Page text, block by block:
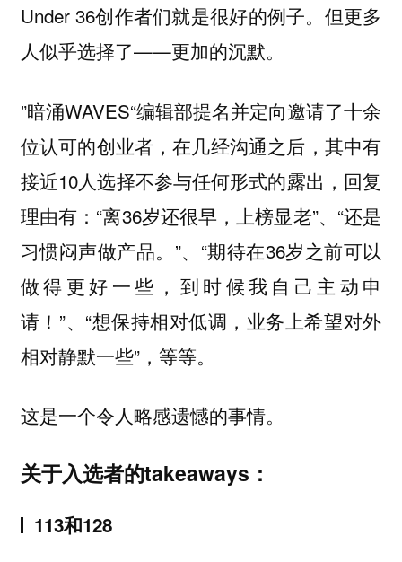
Under 36创作者们就是很好的例子。但更多
人似乎选择了——更加的沉默。
”暗涌WAVES“编辑部提名并定向邀请了十余
位认可的创业者，在几经沟通之后，其中有
接近10人选择不参与任何形式的露出，回复
理由有：“离36岁还很早，上榜显老”、“还是
习惯闷声做产品。”、“期待在36岁之前可以
做得更好一些，到时候我自己主动申
请！”、“想保持相对低调，业务上希望对外
相对静默一些”，等等。
这是一个令人略感遗憾的事情。
关于入选者的takeaways：
113和128